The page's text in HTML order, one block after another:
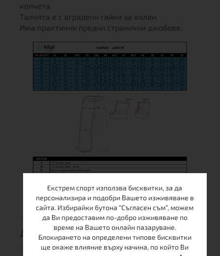
копчета.
Талията е с вградени гайки за колан.
Има практични предни странични джобове.
ДОСТАВКА
Екстрем спорт използва бисквитки, за да
персонализира и подобри Вашето изживяване в
сайта. Избирайки бутона “Съгласен съм”, можем
да Ви предоставим по-добро изживяване по
време на Вашето онлайн пазаруване.
Блокирането на определени типове бисквитки
ще окаже влияние върху начина, по който Ви